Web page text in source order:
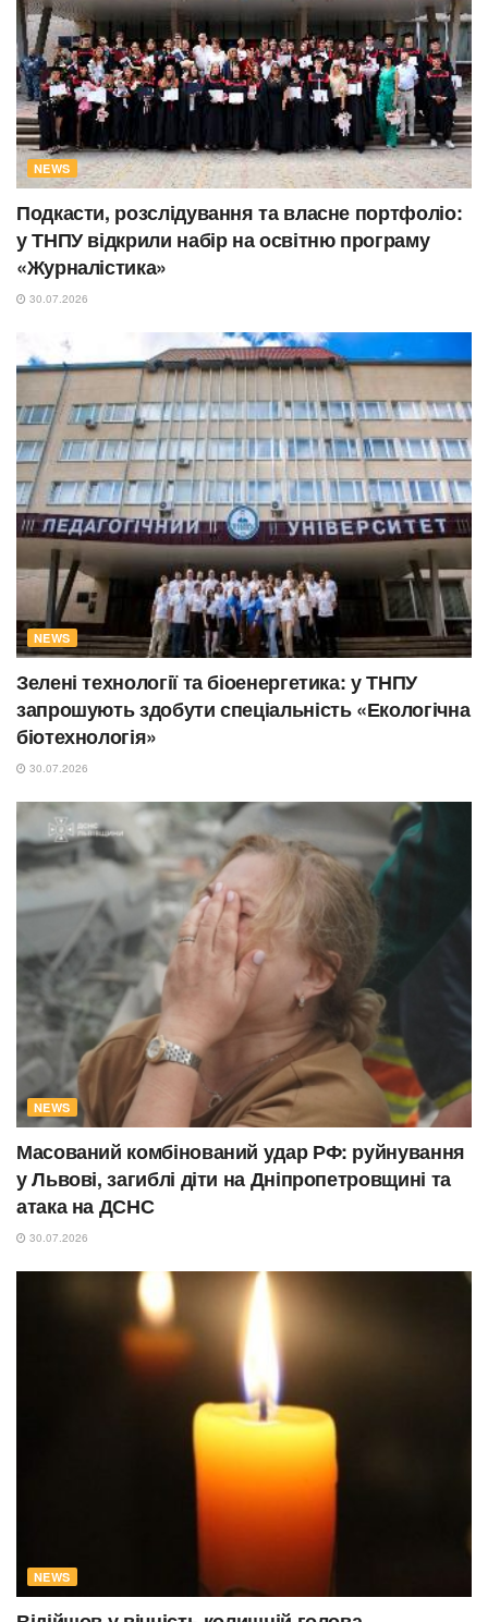
NEWS
Подкасти, розслідування та власне портфоліо:
у ТНПУ відкрили набір на освітню програму
«Журналістика»
30.07.2026
NEWS
Зелені технології та біоенергетика: у ТНПУ
запрошують здобути спеціальність «Екологічна
біотехнологія»
30.07.2026
NEWS
Масований комбінований удар РФ: руйнування
у Львові, загиблі діти на Дніпропетровщині та
атака на ДСНС
30.07.2026
NEWS